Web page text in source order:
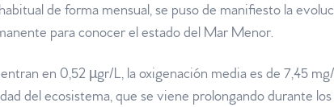
de forma mensual, se puso de manifiesto la
para conocer el estado del Mar Menor.
en 0,52 µgr/L, la oxigenación media es de 7,45
del ecosistema, que se viene prolongando durante